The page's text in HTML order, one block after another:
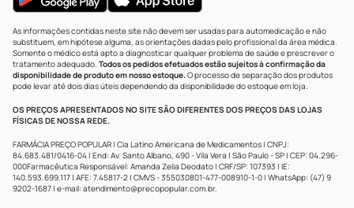
As informações contidas neste site não devem ser usadas para automedicação e não
substituem, em hipótese alguma, as orientações dadas pelo profissional da área médica.
Somente o médico está apto a diagnosticar qualquer problema de saúde e prescrever o
tratamento adequado. Todos os pedidos efetuados estão sujeitos à confirmação da
disponibilidade de produto em nosso estoque.O processo de separação dos produtos
pode levar até dois dias úteis dependendo da disponibilidade do estoque em loja.
OS PREÇOS APRESENTADOS NO SITE SÃO DIFERENTES DOS PREÇOS DAS LOJAS
FÍSICAS DE NOSSA REDE.
FARMÁCIA PREÇO POPULAR | Cia Latino Americana de Medicamentos | CNPJ:
84.683.481/0416-04 | End: Av. Santo Albano, 490 - Vila Vera | São Paulo - SP | CEP: 04.296-
000Farmacêutica Responsável: Amanda Zelia Deodato | CRF/SP: 107393 | IE:
140.593.699.117 | AFE: 7.45817-2 | CMVS - 355030801-477-008910-1-0 | WhatsApp: (47) 9
9202-1687 | e-mail: atendimento@precopopular.com.br.